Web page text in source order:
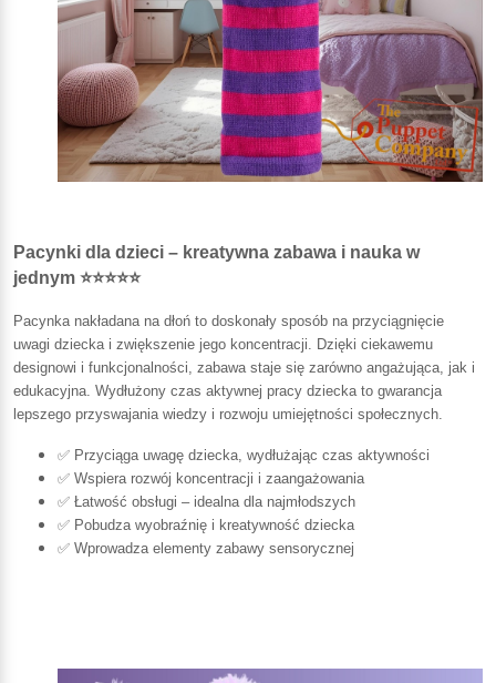
Pacynki dla dzieci – kreatywna zabawa i nauka w
jednym ⭐⭐⭐⭐⭐
Pacynka nakładana na dłoń to doskonały sposób na przyciągnięcie
uwagi dziecka i zwiększenie jego koncentracji. Dzięki ciekawemu
designowi i funkcjonalności, zabawa staje się zarówno angażująca, jak i
edukacyjna. Wydłużony czas aktywnej pracy dziecka to gwarancja
lepszego przyswajania wiedzy i rozwoju umiejętności społecznych.
✅ Przyciąga uwagę dziecka, wydłużając czas aktywności
✅ Wspiera rozwój koncentracji i zaangażowania
✅ Łatwość obsługi – idealna dla najmłodszych
✅ Pobudza wyobraźnię i kreatywność dziecka
✅ Wprowadza elementy zabawy sensorycznej